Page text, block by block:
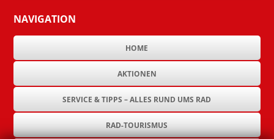
NAVIGATION
HOME
AKTIONEN
SERVICE & TIPPS – ALLES RUND UMS RAD
RAD-TOURISMUS